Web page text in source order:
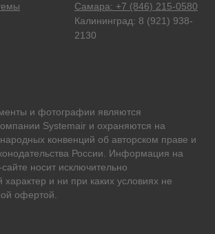
Самара: +7 (846) 215-0580
Калининград: 8 (921) 938-
2130
и фотографии являются
Systemair и охраняются на
конвенций об авторском праве и
России. Информация на
носит исключительно
и ни при каких условиях не
офертой.